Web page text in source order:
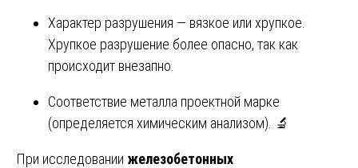
Характер разрушения — вязкое или хрупкое.
Хрупкое разрушение более опасно, так как
происходит внезапно.
Соответствие металла проектной марке
(определяется химическим анализом). 🔬
При исследовании железобетонных